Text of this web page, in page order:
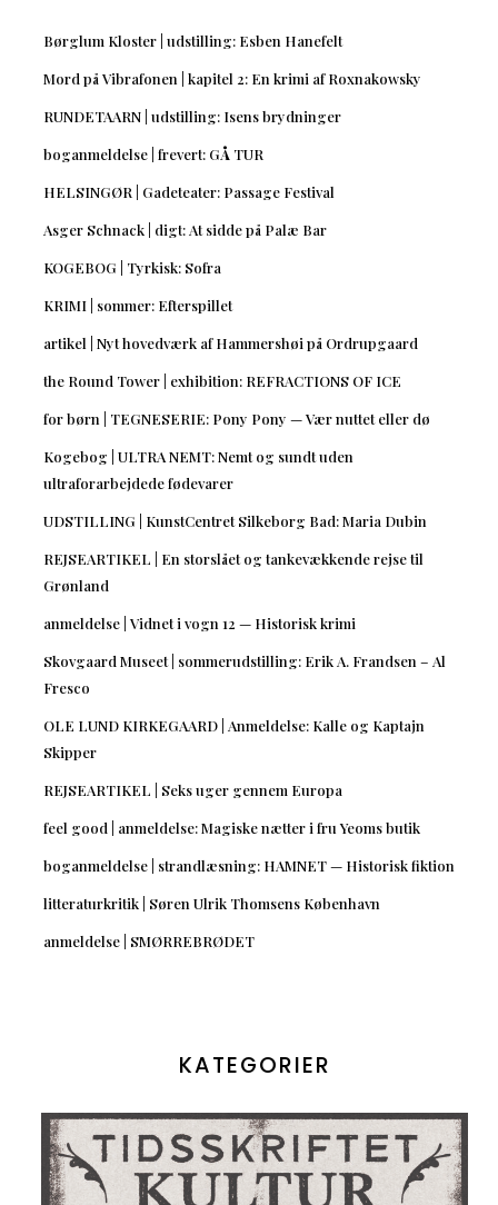
Børglum Kloster | udstilling: Esben Hanefelt
Mord på Vibrafonen | kapitel 2: En krimi af Roxnakowsky
RUNDETAARN | udstilling: Isens brydninger
boganmeldelse | frevert: GÅ TUR
HELSINGØR | Gadeteater: Passage Festival
Asger Schnack | digt: At sidde på Palæ Bar
KOGEBOG | Tyrkisk: Sofra
KRIMI | sommer: Efterspillet
artikel | Nyt hovedværk af Hammershøi på Ordrupgaard
the Round Tower | exhibition: REFRACTIONS OF ICE
for børn | TEGNESERIE: Pony Pony — Vær nuttet eller dø
Kogebog | ULTRA NEMT: Nemt og sundt uden
ultraforarbejdede fødevarer
UDSTILLING | KunstCentret Silkeborg Bad: Maria Dubin
REJSEARTIKEL | En storslået og tankevækkende rejse til
Grønland
anmeldelse | Vidnet i vogn 12 — Historisk krimi
Skovgaard Museet | sommerudstilling: Erik A. Frandsen – Al
Fresco
OLE LUND KIRKEGAARD | Anmeldelse: Kalle og Kaptajn
Skipper
REJSEARTIKEL | Seks uger gennem Europa
feel good | anmeldelse: Magiske nætter i fru Yeoms butik
boganmeldelse | strandlæsning: HAMNET — Historisk fiktion
litteraturkritik | Søren Ulrik Thomsens København
anmeldelse | SMØRREBRØDET
KATEGORIER